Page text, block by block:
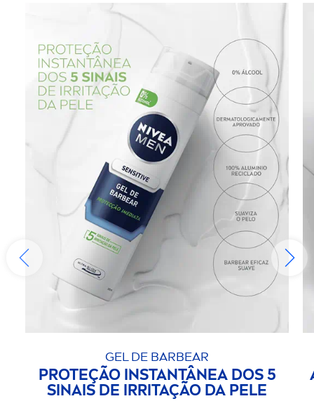
GEL DE BARBEAR
PROTEÇÃO INSTANTÂNEA DOS 5
SINAIS DE IRRITAÇÃO DA PELE